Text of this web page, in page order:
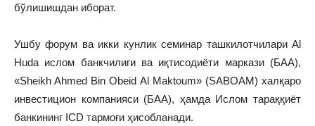
бўлишишдан иборат.
Ушбу форум ва икки кунлик семинар ташкилотчилари Al
Huda ислом банкчилиги ва иқтисодиёти маркази (БАА),
«Sheikh Ahmed Bin Obeid Al Maktoum» (SABOAM) халқаро
инвестицион компанияси (БАА), ҳамда Ислом тараққиёт
банкининг ICD тармоғи ҳисобланади.